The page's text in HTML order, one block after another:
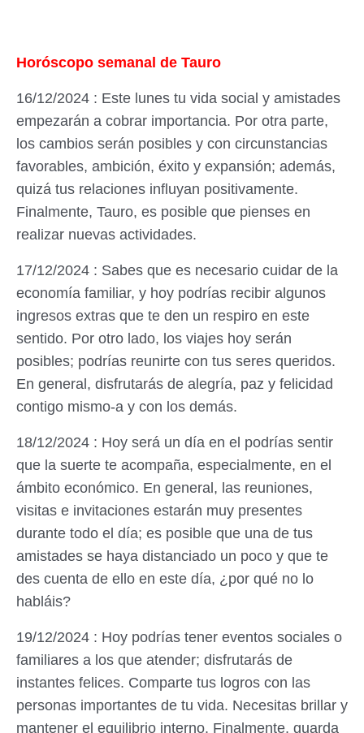
Horóscopo semanal de Tauro
16/12/2024 : Este lunes tu vida social y amistades
empezarán a cobrar importancia. Por otra parte,
los cambios serán posibles y con circunstancias
favorables, ambición, éxito y expansión; además,
quizá tus relaciones influyan positivamente.
Finalmente, Tauro, es posible que pienses en
realizar nuevas actividades.
17/12/2024 : Sabes que es necesario cuidar de la
economía familiar, y hoy podrías recibir algunos
ingresos extras que te den un respiro en este
sentido. Por otro lado, los viajes hoy serán
posibles; podrías reunirte con tus seres queridos.
En general, disfrutarás de alegría, paz y felicidad
contigo mismo-a y con los demás.
18/12/2024 : Hoy será un día en el podrías sentir
que la suerte te acompaña, especialmente, en el
ámbito económico. En general, las reuniones,
visitas e invitaciones estarán muy presentes
durante todo el día; es posible que una de tus
amistades se haya distanciado un poco y que te
des cuenta de ello en este día, ¿por qué no lo
habláis?
19/12/2024 : Hoy podrías tener eventos sociales o
familiares a los que atender; disfrutarás de
instantes felices. Comparte tus logros con las
personas importantes de tu vida. Necesitas brillar y
mantener el equilibrio interno. Finalmente, guarda